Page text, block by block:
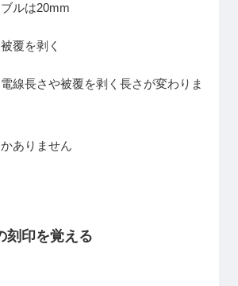
ルは20mm
覆を剥く
線長さや被覆を剥く長さが変わりま
ありません
刻印を覚える